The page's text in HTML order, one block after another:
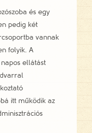
és egy
pedig két
vannak
folyik. A
ellátást
itt működik az